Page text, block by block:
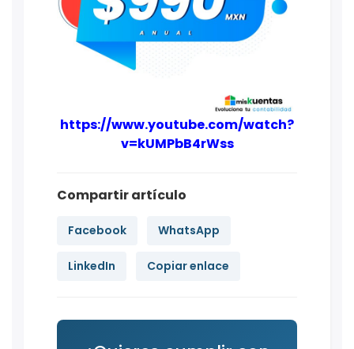
https://www.youtube.com/watch?
v=kUMPbB4rWss
Compartir artículo
Facebook WhatsApp
LinkedIn Copiar enlace